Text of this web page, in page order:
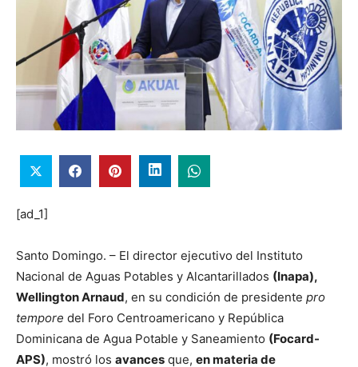
[ad_1]
Santo Domingo. – El director ejecutivo del Instituto
Nacional de Aguas Potables y Alcantarillados (Inapa),
Wellington Arnaud, en su condición de presidente pro
tempore del Foro Centroamericano y República
Dominicana de Agua Potable y Saneamiento (Focard-
APS), mostró los avances que, en materia de